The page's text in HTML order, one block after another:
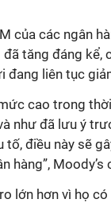
của các ngân
đã tăng đáng
liên tục
cao trong
như đã lưu ý
tố, điều này sẽ
hàng”,
lớn hơn vì họ